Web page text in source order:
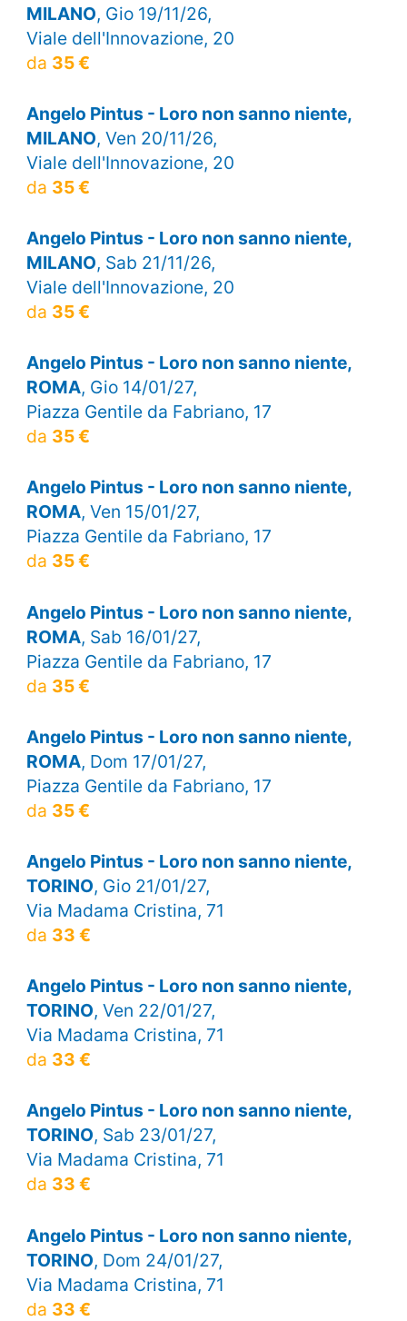
MILANO, Gio 19/11/26,
Viale dell'Innovazione, 20
da 35 €
Angelo Pintus - Loro non sanno niente,
MILANO, Ven 20/11/26,
Viale dell'Innovazione, 20
da 35 €
Angelo Pintus - Loro non sanno niente,
MILANO, Sab 21/11/26,
Viale dell'Innovazione, 20
da 35 €
Angelo Pintus - Loro non sanno niente,
ROMA, Gio 14/01/27,
Piazza Gentile da Fabriano, 17
da 35 €
Angelo Pintus - Loro non sanno niente,
ROMA, Ven 15/01/27,
Piazza Gentile da Fabriano, 17
da 35 €
Angelo Pintus - Loro non sanno niente,
ROMA, Sab 16/01/27,
Piazza Gentile da Fabriano, 17
da 35 €
Angelo Pintus - Loro non sanno niente,
ROMA, Dom 17/01/27,
Piazza Gentile da Fabriano, 17
da 35 €
Angelo Pintus - Loro non sanno niente,
TORINO, Gio 21/01/27,
Via Madama Cristina, 71
da 33 €
Angelo Pintus - Loro non sanno niente,
TORINO, Ven 22/01/27,
Via Madama Cristina, 71
da 33 €
Angelo Pintus - Loro non sanno niente,
TORINO, Sab 23/01/27,
Via Madama Cristina, 71
da 33 €
Angelo Pintus - Loro non sanno niente,
TORINO, Dom 24/01/27,
Via Madama Cristina, 71
da 33 €